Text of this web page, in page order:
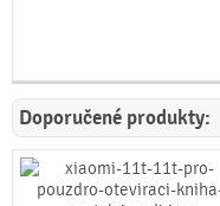
Doporučené produkty: